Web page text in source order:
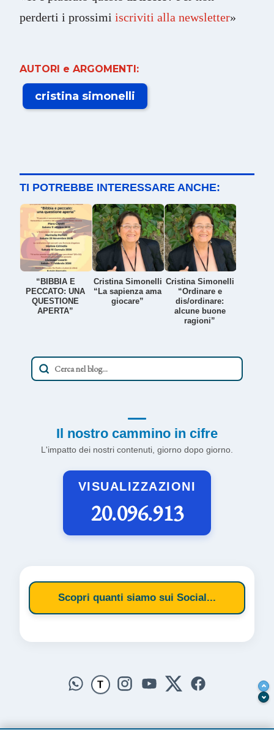
perderti i prossimi iscriviti alla newsletter»
AUTORI e ARGOMENTI:
cristina simonelli
TI POTREBBE INTERESSARE ANCHE:
“BIBBIA E
PECCATO: UNA
QUESTIONE
APERTA”
Cristina Simonelli
“La sapienza ama
giocare”
Cristina Simonelli
“Ordinare e
dis/ordinare:
alcune buone
ragioni”
Il nostro cammino in cifre
L'impatto dei nostri contenuti, giorno dopo giorno.
VISUALIZZAZIONI
20.096.913
Scopri quanti siamo sui Social...
T